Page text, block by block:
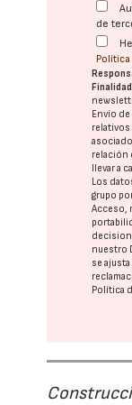
de
Envío
relativos
relación
llevar a
Los
grupo
Acceso,
nuestro
se
Política